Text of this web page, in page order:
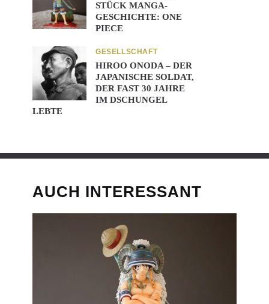
STÜCK MANGA-
GESCHICHTE: ONE
PIECE
GESELLSCHAFT
HIROO ONODA – DER
JAPANISCHE SOLDAT,
DER FAST 30 JAHRE
IM DSCHUNGEL
LEBTE
AUCH INTERESSANT